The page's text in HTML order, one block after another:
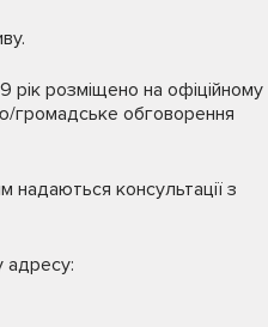
рік розміщено на офіційному
громадське обговорення
консультації з
адресу: